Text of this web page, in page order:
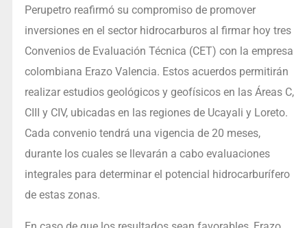
Perupetro reafirmó su compromiso de promover
inversiones en el sector hidrocarburos al firmar hoy tres
Convenios de Evaluación Técnica (CET) con la empresa
colombiana Erazo Valencia. Estos acuerdos permitirán
realizar estudios geológicos y geofísicos en las Áreas C,
CIII y CIV, ubicadas en las regiones de Ucayali y Loreto.
Cada convenio tendrá una vigencia de 20 meses,
durante los cuales se llevarán a cabo evaluaciones
integrales para determinar el potencial hidrocarburífero
de estas zonas.